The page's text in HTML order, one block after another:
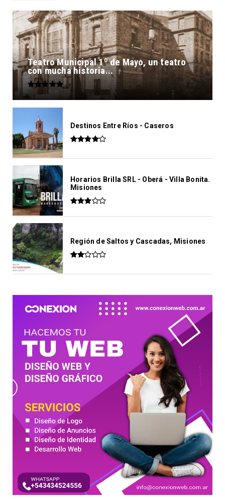
Teatro Municipal 1º de Mayo, un teatro
con mucha historia...
Destinos Entre Ríos - Caseros
Horarios Brilla SRL - Oberá - Villa Bonita.
Misiones
Región de Saltos y Cascadas, Misiones